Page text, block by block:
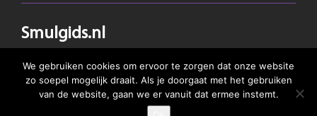
Smulgids.nl
Blaarthemseweg 72
5502 JW Veldhoven
We gebruiken cookies om ervoor te zorgen dat onze website
zo soepel mogelijk draait. Als je doorgaat met het gebruiken
van de website, gaan we er vanuit dat ermee instemt.